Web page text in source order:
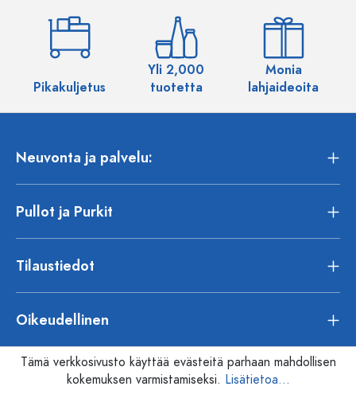
Pikakuljetus
Yli 2,000
tuotetta
Monia
lahjaideoita
Neuvonta ja palvelu:
Pullot ja Purkit
Tilaustiedot
Oikeudellinen
Tämä verkkosivusto käyttää evästeitä parhaan mahdollisen
kokemuksen varmistamiseksi. Lisätietoa...